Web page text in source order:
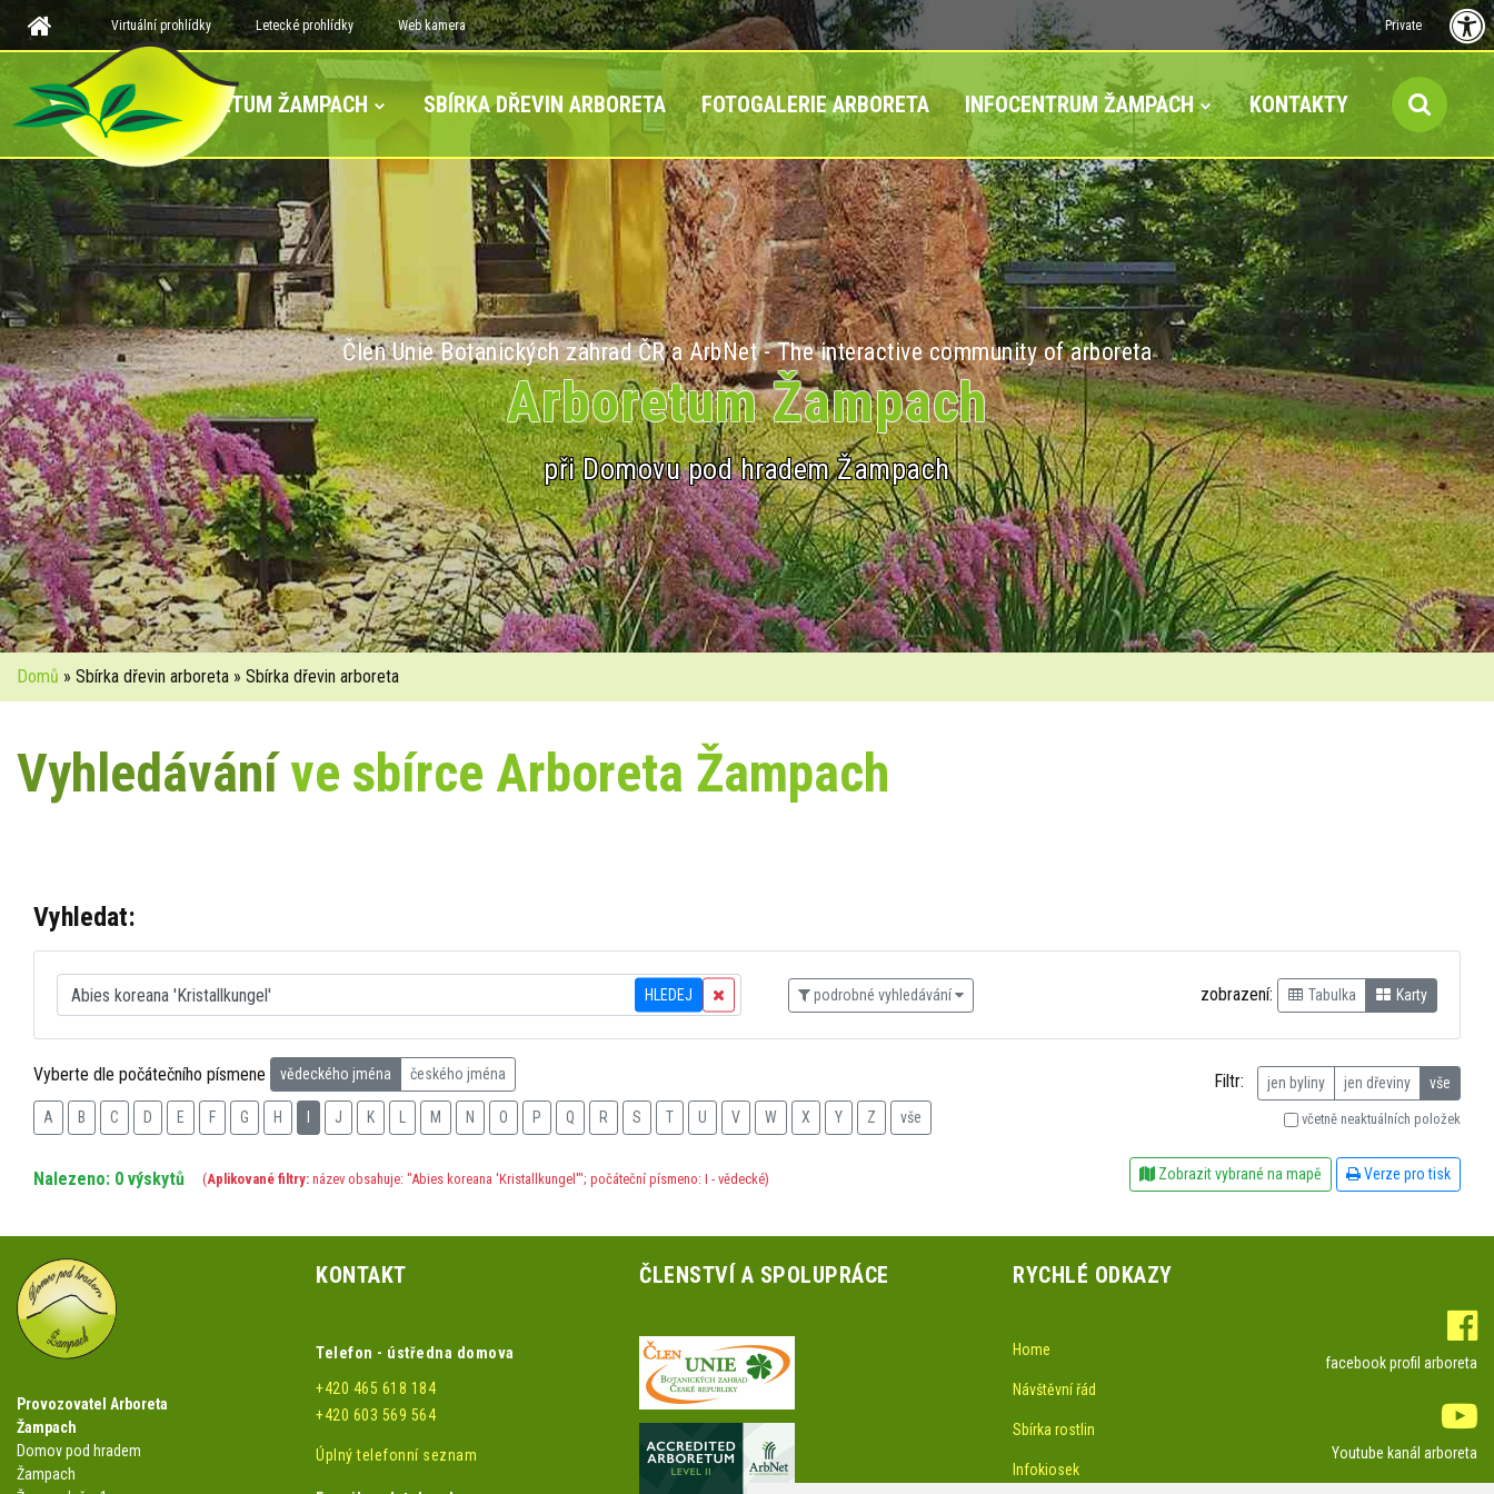
Virtuální prohlídky Letecké prohlídky Web kamera Private
ARBORETUM ŽAMPACH SBÍRKA DŘEVIN ARBORETA FOTOGALERIE ARBORETA INFOCENTRUM ŽAMPACH KONTAKTY
Člen Unie Botanických zahrad ČR a ArbNet - The interactive community of arboreta
Arboretum Žampach
při Domovu pod hradem Žampach
Domů » Sbírka dřevin arboreta » Sbírka dřevin arboreta
Vyhledáváníve sbírce Arboreta Žampach
Vyhledat:
HLEDEJ podrobné vyhledávání zobrazení: Tabulka Karty
Vyberte dle počátečního písmene vědeckého jména českého jména
A B C D E F G H J K M N O P Q R S T U V W X Y Z vše
Filtr: jen byliny jen dřeviny vše
včetně neaktuálních položek
Nalezeno: 0 výskytů (Aplikované filtry: název obsahuje: "Abies koreana 'Kristallkungel'"; počáteční písmeno: I - vědecké) Zobrazit vybrané na mapě Verze pro tisk
Provozovatel Arboreta
Žampach
Domov pod hradem
Žampach
KONTAKT
Telefon - ústředna domova
+420 465 618 184
+420 603 569 564
Úplný telefonní seznam
ČLENSTVÍ A SPOLUPRÁCE RYCHLÉ ODKAZY
Home
Návštěvní řád
Sbírka rostlin
Infokiosek
facebook profil arboreta
Youtube kanál arboreta